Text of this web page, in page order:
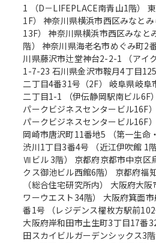
1 （D－LIFEPLACE南青山1階）
1F） 神奈川県横浜市西区みなと
13F） 神奈川県横浜市西区みな
階） 神奈川県海老名市めぐみ町2
川県藤沢市辻堂神台2-2-1 （アイ
1-7-23 石川県金沢市鞍月4丁目
二丁目4番31号（2F） 岐阜県岐
二丁目1-1 （伊伝静岡駅南ビル6F
パークビジネスセンタービル16F
パークビジネスセンタービル16F
岡崎市唐沢町11番地5 （第一生命
渋川1丁目3番4号 （近江伊吹館 1
Ⅶビル 3階） 京都府京都市中京区
クス御池ビル西館6階） 京都府福
（総合住宅研究所内） 大阪府大
ワーウエスト34階） 大阪府箕面
番1号 （レジデンス櫂枚方駅前
大阪府岸和田市土生町3丁目17番
田スカイビルガーデンシックス3